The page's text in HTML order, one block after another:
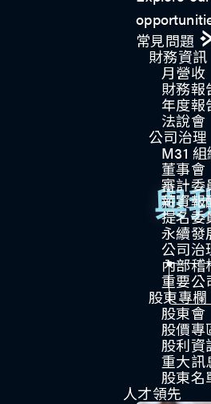
常見問題
財務資訊
月營收
財務報
年度報
法說會
公司治理​
M31
董事會
審計委
薪資報
提名委
永續發
公司治
內部稽
重要公
股東專欄
股東會
股價專
股利資
重大訊
股東名
人才領先
與